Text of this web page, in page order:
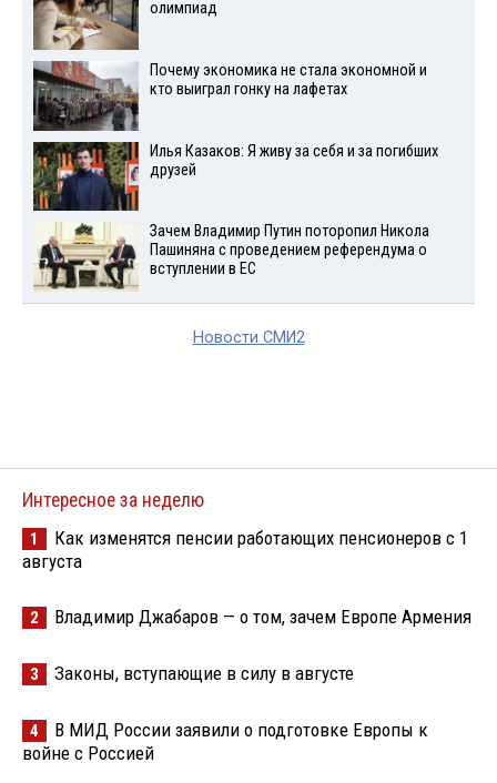
олимпиад
Почему экономика не стала экономной и
кто выиграл гонку на лафетах
Илья Казаков: Я живу за себя и за погибших
друзей
Зачем Владимир Путин поторопил Никола
Пашиняна с проведением референдума о
вступлении в ЕС
Новости СМИ2
Интересное за неделю
1
Как изменятся пенсии работающих пенсионеров с 1
августа
2 Владимир Джабаров — о том, зачем Европе Армения
3 Законы, вступающие в силу в августе
4
В МИД России заявили о подготовке Европы к
войне с Россией